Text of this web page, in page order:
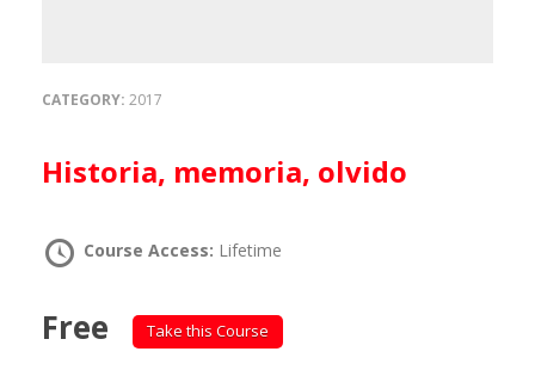
CATEGORY: 2017
Historia, memoria, olvido
Course Access: Lifetime
Free Take this Course